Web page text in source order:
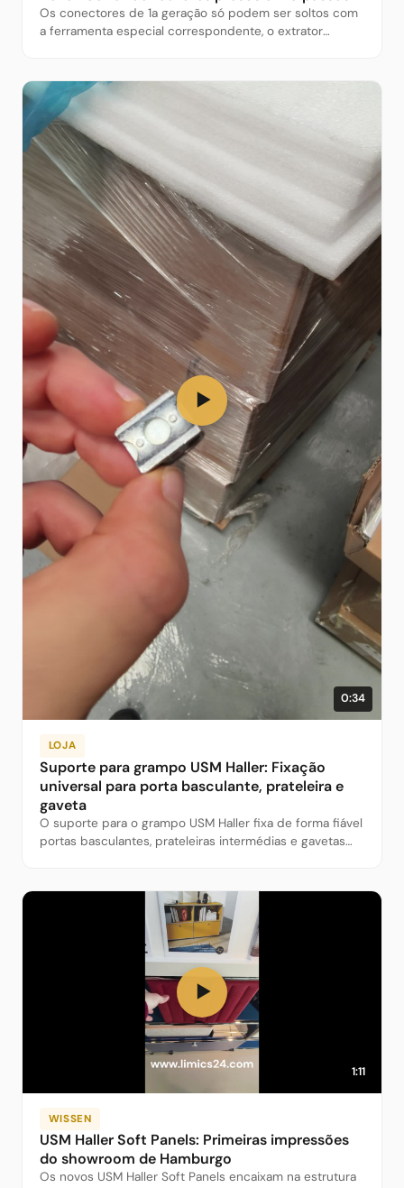
Os conectores de 1a geração só podem ser soltos com
a ferramenta especial correspondente, o extrator
▶
0:34
LOJA
Suporte para grampo USM Haller: Fixação
universal para porta basculante, prateleira e
gaveta
O suporte para o grampo USM Haller fixa de forma fiável
portas basculantes, prateleiras intermédias e gavetas
▶
1:11
WISSEN
USM Haller Soft Panels: Primeiras impressões
do showroom de Hamburgo
Os novos USM Haller Soft Panels encaixam na estrutura